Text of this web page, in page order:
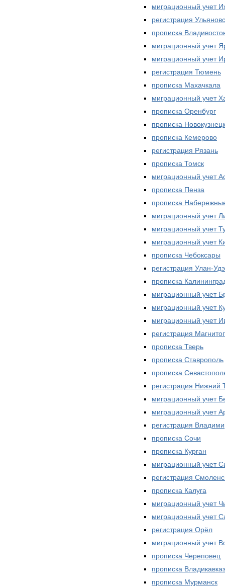
миграционный учет
регистрация
прописка
миграционный учет
миграционный учет
регистрация Тюмень
прописка Махачкала
миграционный учет
прописка Оренбург
прописка Новокузнецк
прописка Кемерово
регистрация Рязань
прописка Томск
миграционный учет
прописка Пенза
прописка
миграционный учет
миграционный учет
миграционный учет
прописка Чебоксары
регистрация Улан-Удэ
прописка
миграционный учет
миграционный учет
миграционный учет
регистрация
прописка Тверь
прописка Ставрополь
прописка
регистрация Нижний
миграционный учет
миграционный учет
регистрация
прописка Сочи
прописка Курган
миграционный учет
регистрация
прописка Калуга
миграционный учет
миграционный учет
регистрация Орёл
миграционный учет
прописка Череповец
прописка Владикавказ
прописка Мурманск